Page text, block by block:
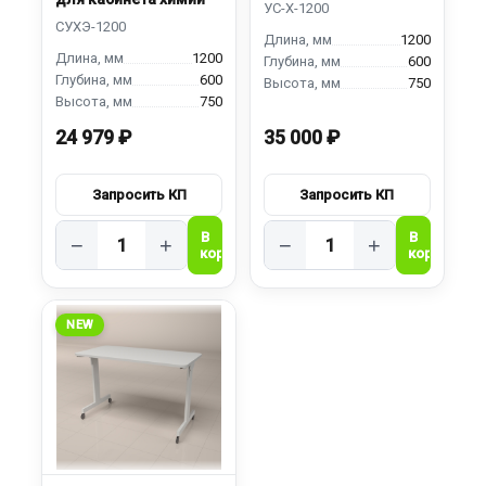
1200
600
750
24 979 ₽
− +
1200
600
750
35 000 ₽
− +
NEW